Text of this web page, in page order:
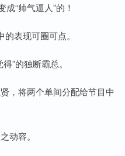
“帅气逼人”的！
表现可圈可点。
”的独断霸总。
，将两个单间分配给节目中
动容。